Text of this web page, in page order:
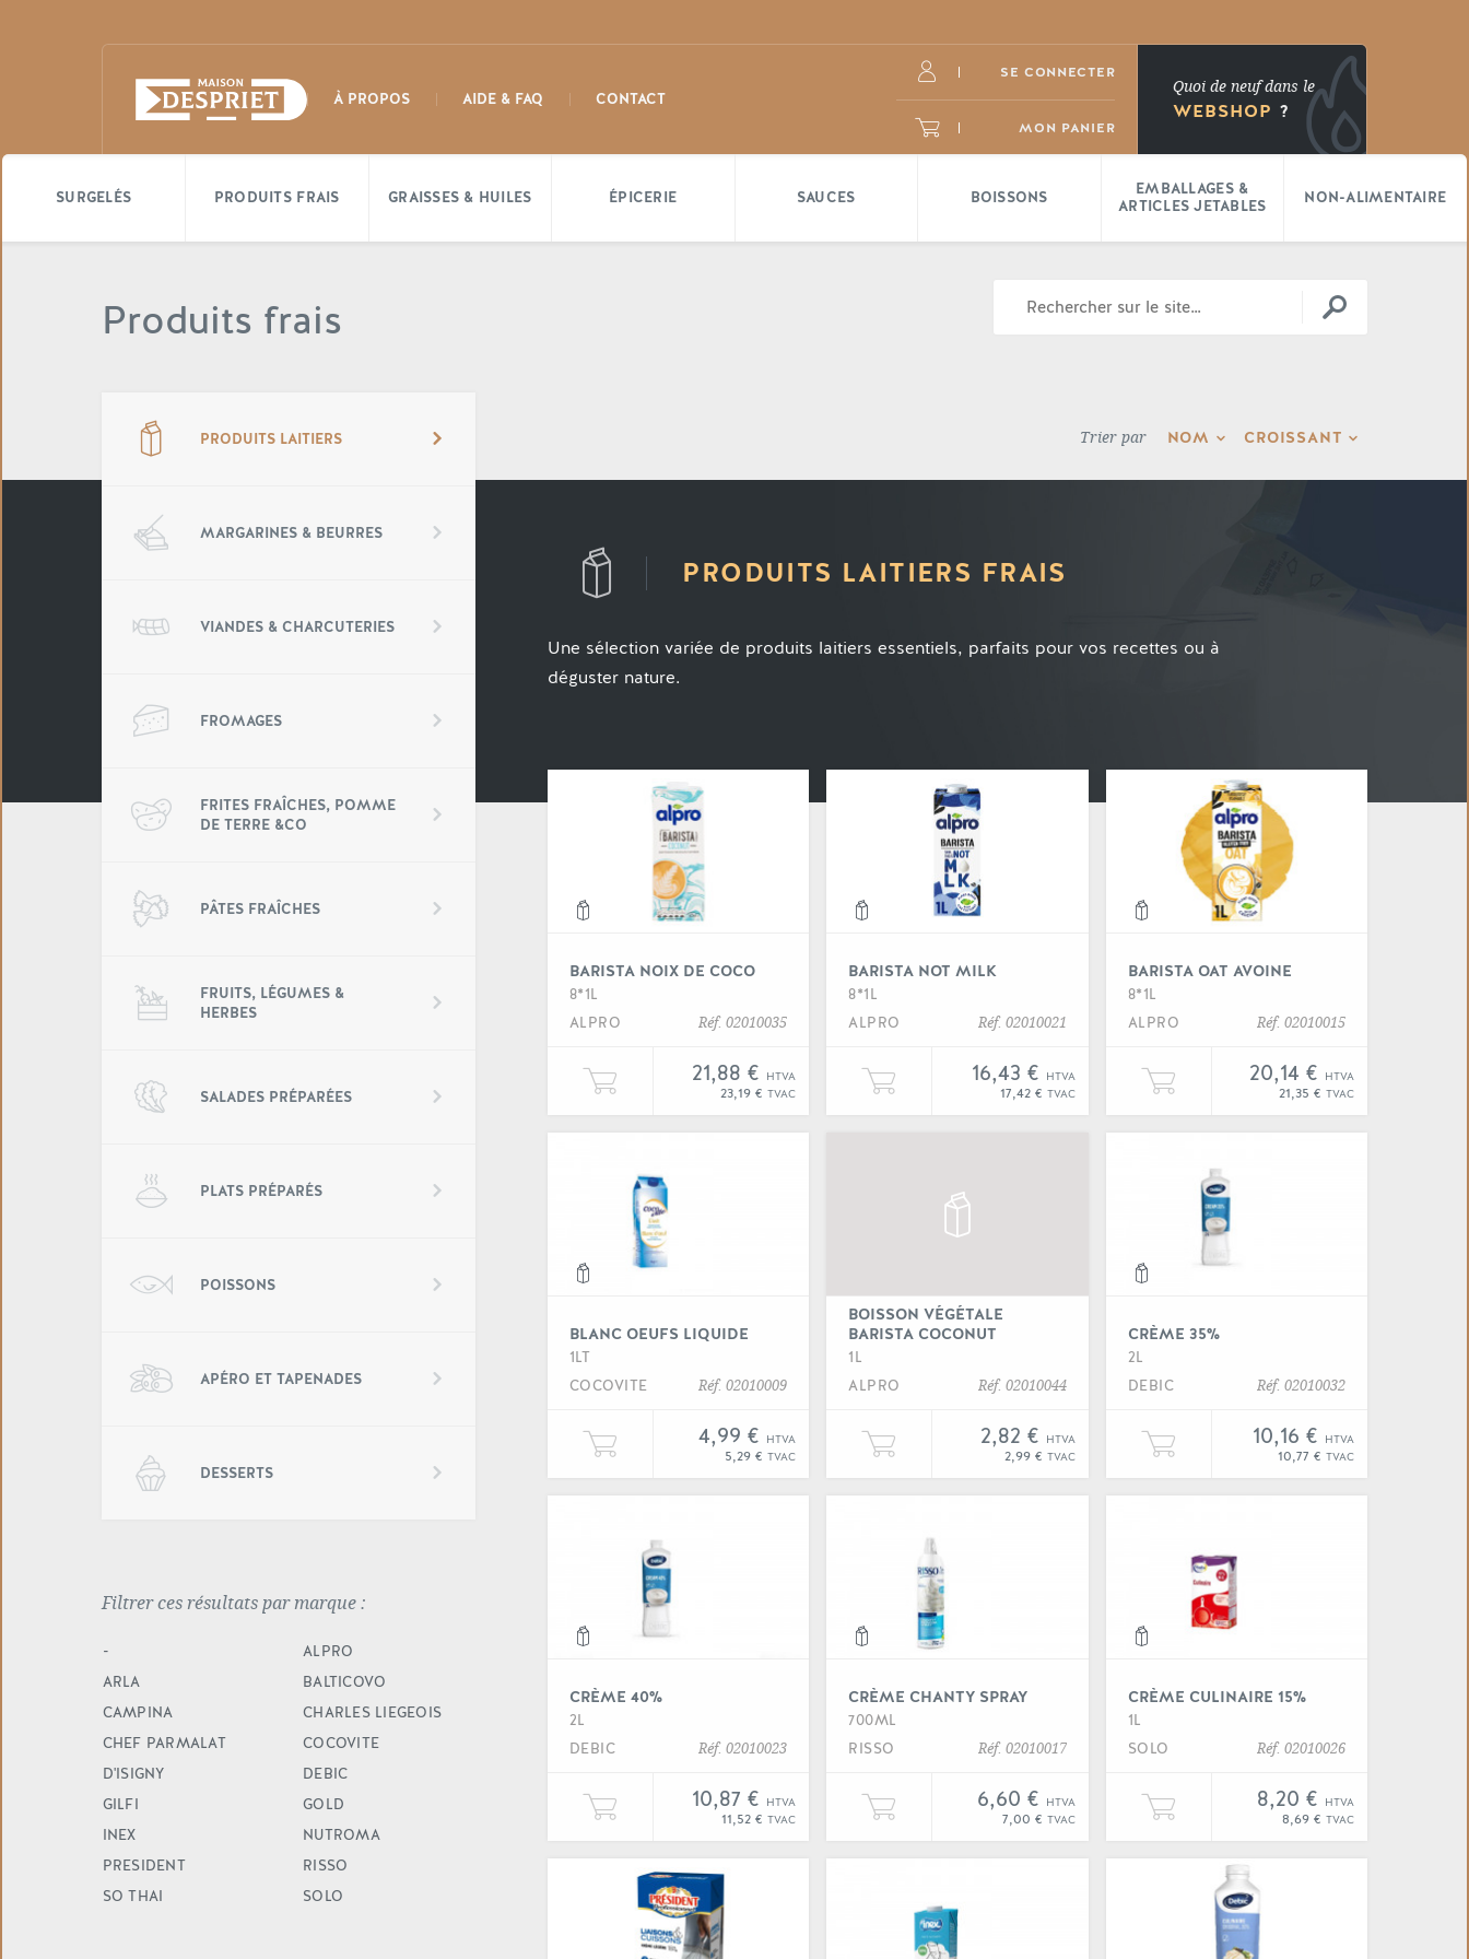
À PROPOS AIDE & FAQ CONTACT
SE CONNECTER
MON PANIER
Quoi de neuf dans le
WEBSHOP ?
SURGELÉS PRODUITS FRAIS GRAISSES & HUILES ÉPICERIE SAUCES BOISSONS
EMBALLAGES &
ARTICLES JETABLES
NON-ALIMENTAIRE
Produits frais
PRODUITS LAITIERS
MARGARINES & BEURRES
VIANDES & CHARCUTERIES
FROMAGES
FRITES FRAÎCHES, POMME
DE TERRE &CO
PÂTES FRAÎCHES
FRUITS, LÉGUMES &
HERBES
SALADES PRÉPARÉES
PLATS PRÉPARÉS
POISSONS
APÉRO ET TAPENADES
DESSERTS
Filtrer ces résultats par marque
-
ALPRO
ARLA
BALTICOVO
CAMPINA
CHARLES LIEGEOIS
CHEF PARMALAT
COCOVITE
D'ISIGNY
DEBIC
GILFI
GOLD
INEX
NUTROMA
PRESIDENT
RISSO
SO THAI
SOLO
Trier par NOM CROISSANT
PRODUITS LAITIERS FRAIS
Une sélection variée de produits laitiers essentiels, parfaits pour vos recettes ou à
déguster nature.
BARISTA NOIX DE COCO
8*1L
ALPRO
Réf. 02010035
21,88 € HTVA
23,19 €TVAC
Ajouter une unité de "Barista noix de coco" à votre panier
Voir "Barista not milk"
BARISTA NOT MILK
8*1L
ALPRO
Réf. 02010021
16,43 € HTVA
17,42 € TVAC
Ajouter une unité de "Barista not milk" à votre panier
BARISTA OAT AVOINE
8*1L
ALPRO
Réf. 02010015
20,14 € HTVA
21,35 €TVAC
Ajouter une unité de "Barista
BLANC OEUFS LIQUIDE
1LT
COCOVITE
Réf. 02010009
4,99 € HTVA
5,29 €TVAC
Ajouter une unité de "Blanc oeufs liquide" à votre panier
BOISSON VÉGÉTALE
BARISTA COCONUT
1L
ALPRO
Réf. 02010044
2,82 € HTVA
2,99 € TVAC
Ajouter une unité de "Boisson végétale barista coconut" à votre
CRÈME 35%
2L
DEBIC
Réf. 02010032
10,16 € HTVA
10,77 €TVAC
Ajouter une unité de "Crème
CRÈME 40%
2L
DEBIC
Réf. 02010023
10,87 € HTVA
11,52 €TVAC
Ajouter une unité de "Crème 40%" à votre panier
CRÈME CHANTY SPRAY
700ML
RISSO
Réf. 02010017
6,60 € HTVA
7,00 € TVAC
Ajouter une unité de "Crème chanty spray" à votre panier
CRÈME CULINAIRE 15%
1L
SOLO
Réf. 02010026
8,20 € HTVA
8,69 €TVAC
Ajouter une unité de "Crème
Voir "Crème culinaire 20%"